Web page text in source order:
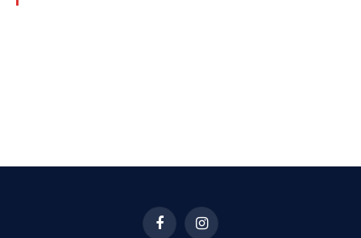
FacebookInstagram